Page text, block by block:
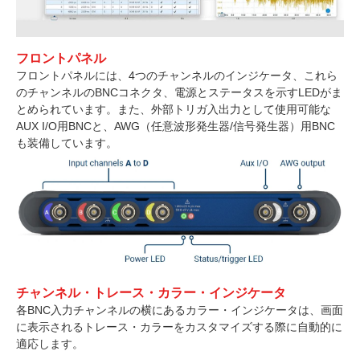
フロントパネル
フロントパネルには、4つのチャンネルのインジケータ、これら
のチャンネルのBNCコネクタ、電源とステータスを示すLEDがま
とめられています。また、外部トリガ入出力として使用可能な
AUX I/O用BNCと、AWG（任意波形発生器/信号発生器）用BNC
も装備しています。
チャンネル・トレース・カラー・インジケータ
各BNC入力チャンネルの横にあるカラー・インジケータは、画面
に表示されるトレース・カラーをカスタマイズする際に自動的に
適応します。